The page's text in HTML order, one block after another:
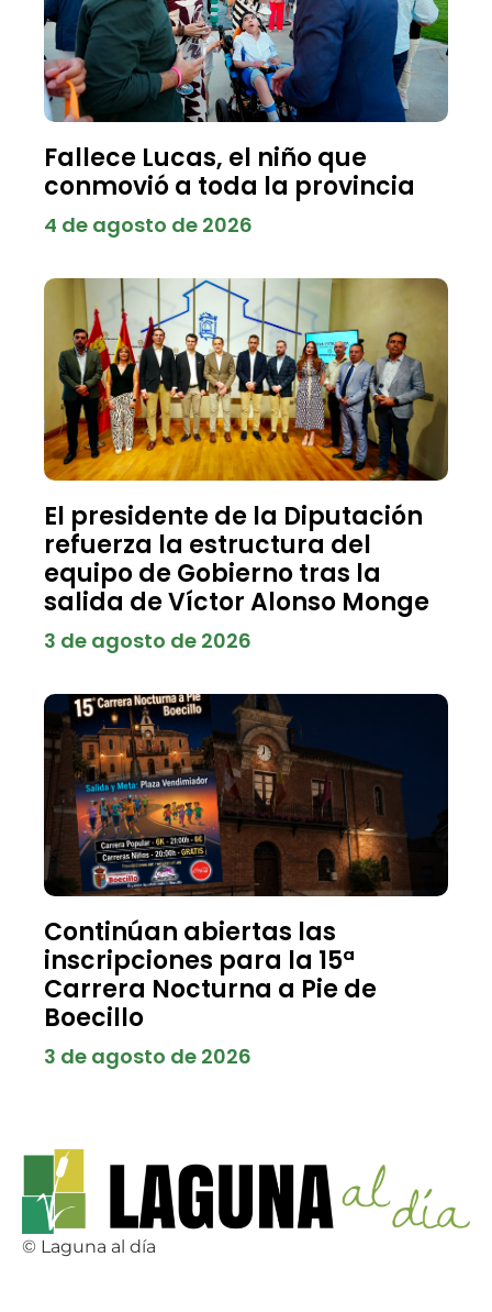
Fallece Lucas, el niño que
conmovió a toda la provincia
4 de agosto de 2026
El presidente de la Diputación
refuerza la estructura del
equipo de Gobierno tras la
salida de Víctor Alonso Monge
3 de agosto de 2026
Continúan abiertas las
inscripciones para la 15ª
Carrera Nocturna a Pie de
Boecillo
3 de agosto de 2026
© Laguna al día